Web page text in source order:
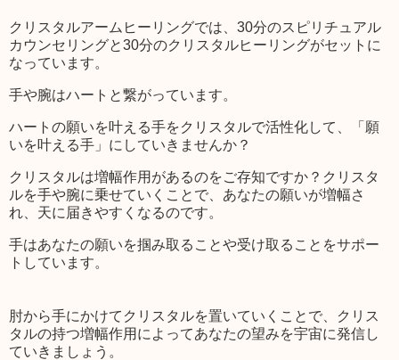
クリスタルアームヒーリングでは、30分のスピリチュアル
カウンセリングと30分のクリスタルヒーリングがセットに
なっています。
手や腕はハートと繋がっています。
ハートの願いを叶える手をクリスタルで活性化して、「願
いを叶える手」にしていきませんか？
クリスタルは増幅作用があるのをご存知ですか？クリスタ
ルを手や腕に乗せていくことで、あなたの願いが増幅さ
れ、天に届きやすくなるのです。
手はあなたの願いを掴み取ることや受け取ることをサポー
トしています。
肘から手にかけてクリスタルを置いていくことで、クリス
タルの持つ増幅作用によってあなたの望みを宇宙に発信し
ていきましょう。